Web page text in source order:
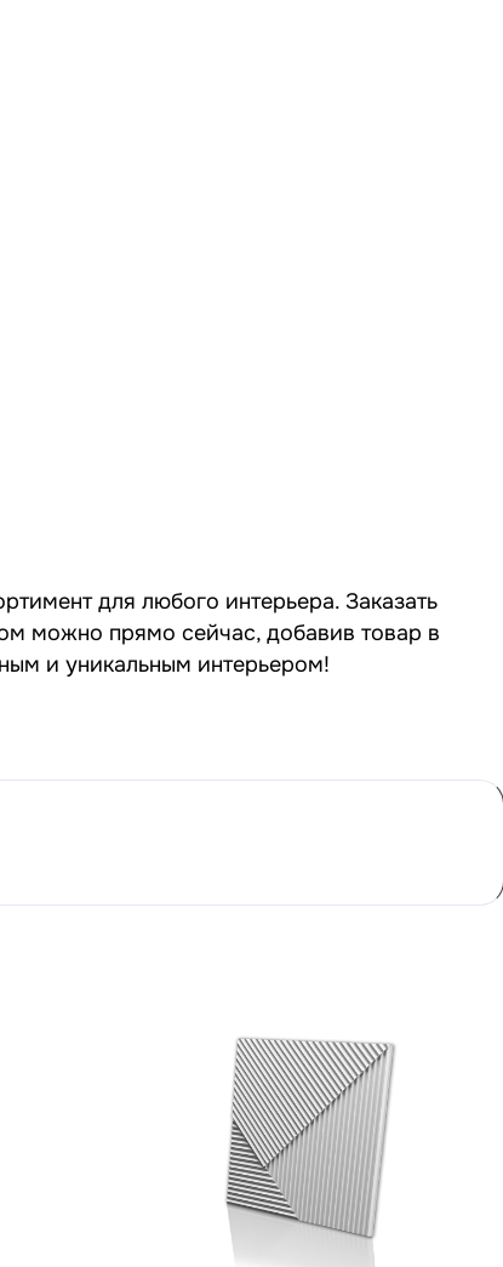
для любого интерьера. Заказать
можно прямо сейчас, добавив товар в
и уникальным интерьером!